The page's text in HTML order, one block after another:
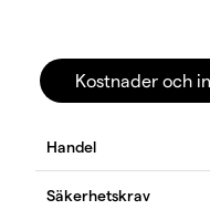
Kostnader och